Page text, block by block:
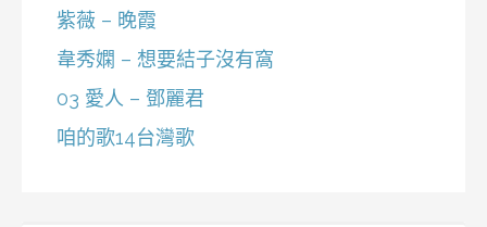
紫薇 – 晚霞
韋秀嫻 – 想要結子沒有窩
03 愛人 – 鄧麗君
咱的歌14台灣歌